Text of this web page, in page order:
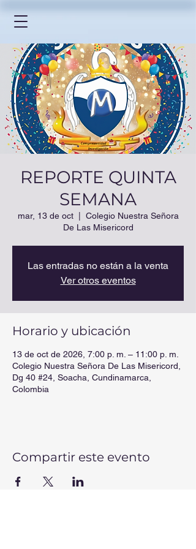
REPORTE QUINTA
SEMANA
mar, 13 de oct
  |
Colegio Nuestra Señora
De Las Misericord
Las entradas no están a la venta
Ver otros eventos
Horario y ubicación
13 de oct de 2026, 7:00 p. m. – 11:00 p. m.
Colegio Nuestra Señora De Las Misericord,
Dg 40 #24, Soacha, Cundinamarca,
Colombia
Compartir este evento